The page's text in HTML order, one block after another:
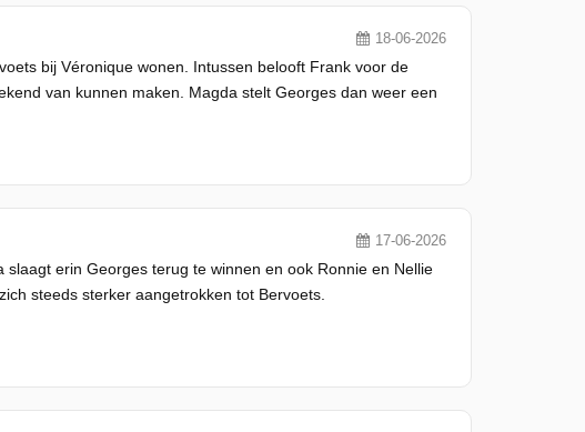
18-06-2026
bij Véronique wonen. Intussen belooft Frank voor de
van kunnen maken. Magda stelt Georges dan weer een
17-06-2026
erin Georges terug te winnen en ook Ronnie en Nellie
steeds sterker aangetrokken tot Bervoets.